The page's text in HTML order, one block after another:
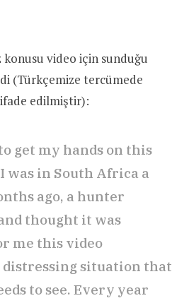
konusu video için sunduğu
(Türkçemize tercümede
edilmiştir):
get my hands on this
was in South Africa a
ago, a hunter
thought it was
me this video
situation that
to see. Every year